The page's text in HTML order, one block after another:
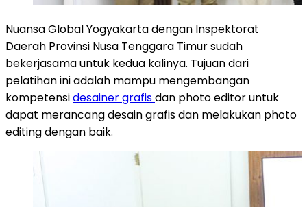
Nuansa Global Yogyakarta dengan Inspektorat
Daerah Provinsi Nusa Tenggara Timur sudah
bekerjasama untuk kedua kalinya. Tujuan dari
pelatihan ini adalah mampu mengembangan
kompetensidesainer grafisdan photo editor untuk
dapat merancang desain grafis dan melakukan photo
editing dengan baik.